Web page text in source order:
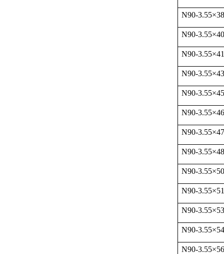
N90-3.55×
N90-3.55×40
N90-3.55×
N90-3.55×
N90-3.55×45
N90-3.55×
N90-3.55×
N90-3.55×
N90-3.55×50
N90-3.55×
N90-3.55×53
N90-3.55×
N90-3.55×56